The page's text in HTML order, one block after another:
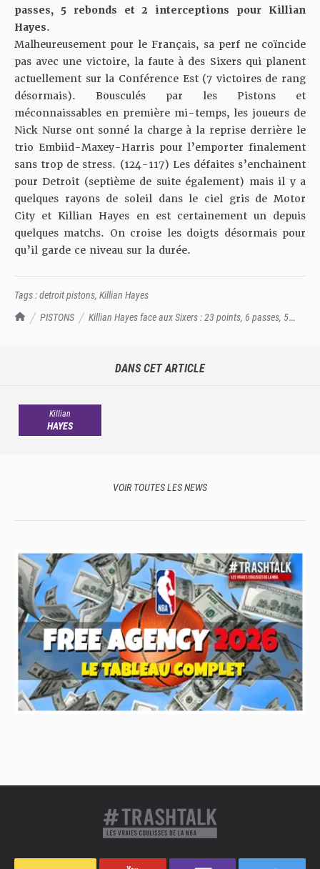
TrashTalk Actu NBA
PISTONS
Killian Hayes face aux Sixers : 23 points, 6 passes, 5
passes, 5 rebonds et 2 interceptions pour Killian
Hayes.
Malheureusement pour le Français, sa perf ne coïncide
pas avec une victoire, la faute à des Sixers qui planent
actuellement sur la Conférence Est (7 victoires de rang
désormais). Bousculés par les Pistons et
méconnaissables en première mi-temps, les joueurs de
Nick Nurse ont sonné la charge à la reprise derrière le
trio Embiid-Maxey-Harris pour l’emporter finalement
sans trop de stress. (124-117) Les défaites s’enchainent
pour Detroit (septième de suite également) mais il y a
quelques rayons de soleil dans le ciel gris de Motor
City et Killian Hayes en est certainement un depuis
quelques matchs. On croise les doigts désormais pour
qu’il garde ce niveau sur la durée.
Tags :detroit pistons, Killian Hayes
DANS CET ARTICLE
Killian
HAYES
VOIR TOUTES LES NEWS